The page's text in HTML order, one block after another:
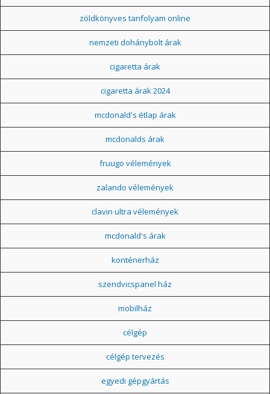
zöldkönyves tanfolyam online
nemzeti dohánybolt árak
cigaretta árak
cigaretta árak 2024
mcdonald's étlap árak
mcdonalds árak
fruugo vélemények
zalando vélemények
clavin ultra vélemények
mcdonald's árak
konténerház
szendvicspanel ház
mobilház
célgép
célgép tervezés
egyedi gépgyártás